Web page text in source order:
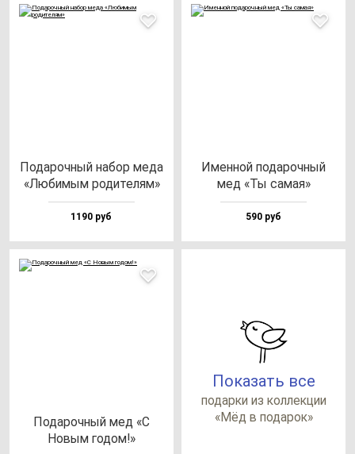
Пода­роч­ный на­бор ме­да
«Люби­мым ро­ди­те­лям»
1190 руб
Имен­ной по­да­роч­ный
мед «Ты са­мая»
590 руб
Пода­роч­ный мед «С
Новым го­дом!»
Показать все
по­дар­ки из кол­лек­ции
«Мёд в по­да­рок»